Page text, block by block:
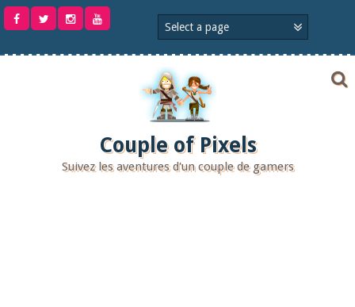
Aller
Couple of Pixels
Suivez les aventures d'un couple de gamers